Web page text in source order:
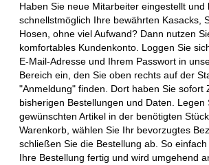
Haben Sie neue Mitarbeiter eingestellt und
schnellstmöglich Ihre bewährten Kasacks,
Hosen, ohne viel Aufwand? Dann nutzen
komfortables Kundenkonto. Loggen Sie
E-Mail-Adresse und Ihrem Passwort in
Bereich ein, den Sie oben rechts auf der
"Anmeldung" finden. Dort haben Sie sofort
bisherigen Bestellungen und Daten. Legen
gewünschten Artikel in der benötigten
Warenkorb, wählen Sie Ihr bevorzugtes
schließen Sie die Bestellung ab. So
Ihre Bestellung fertig und wird umgehend